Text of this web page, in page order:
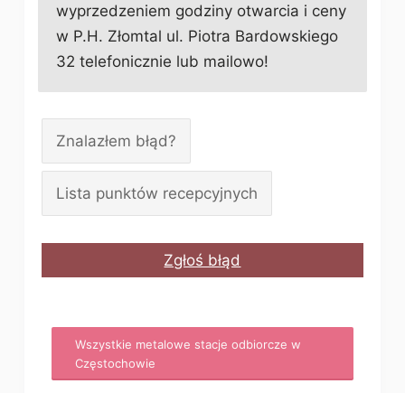
wyprzedzeniem godziny otwarcia i ceny
w P.H. Złomtal ul. Piotra Bardowskiego
32 telefonicznie lub mailowo!
Znalazłem błąd?
Lista punktów recepcyjnych
Zgłoś błąd
Wszystkie metalowe stacje odbiorcze w
Częstochowie